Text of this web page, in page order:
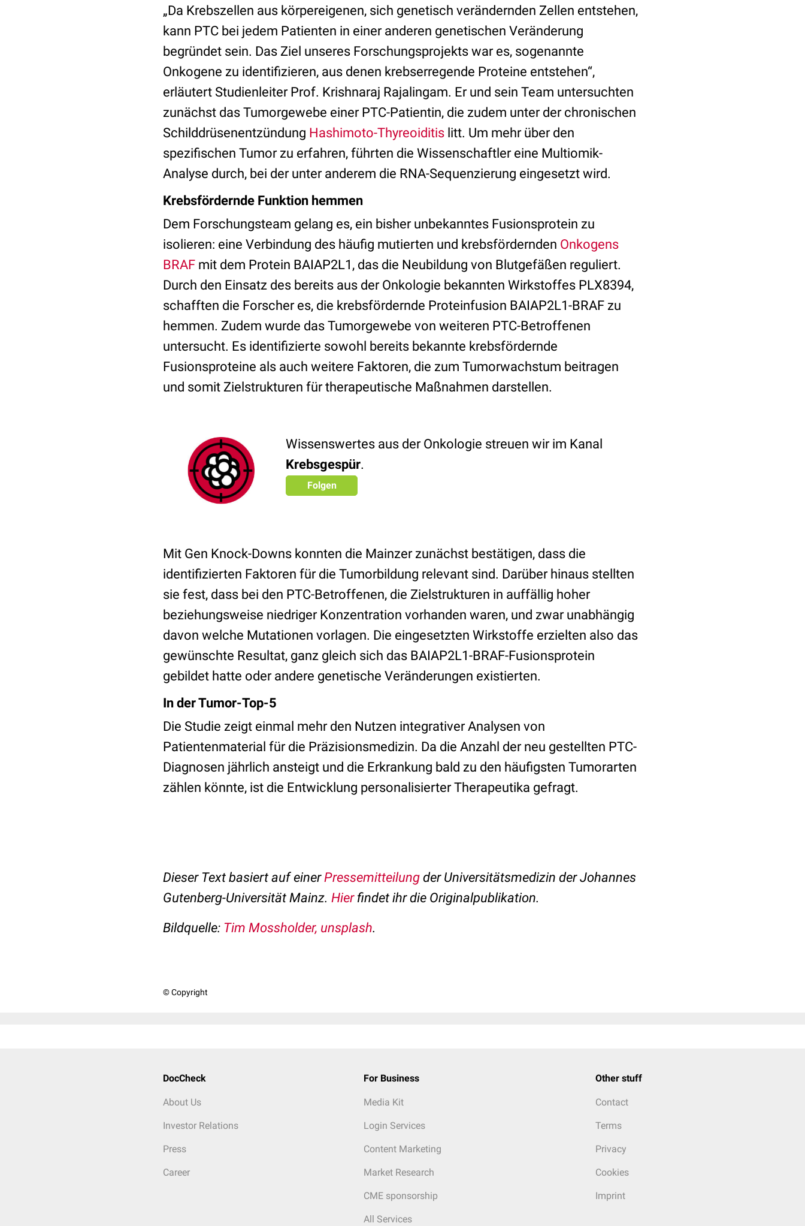
„Da Krebszellen aus körpereigenen, sich genetisch verändernden Zellen entstehen,
kann PTC bei jedem Patienten in einer anderen genetischen Veränderung
begründet sein. Das Ziel unseres Forschungsprojekts war es, sogenannte
Onkogene zu identifizieren, aus denen krebserregende Proteine entstehen“,
erläutert Studienleiter Prof. Krishnaraj Rajalingam. Er und sein Team untersuchten
zunächst das Tumorgewebe einer PTC-Patientin, die zudem unter der chronischen
Schilddrüsenentzündung Hashimoto-Thyreoiditis litt. Um mehr über den
spezifischen Tumor zu erfahren, führten die Wissenschaftler eine Multiomik-
Analyse durch, bei der unter anderem die RNA-Sequenzierung eingesetzt wird.
Krebsfördernde Funktion hemmen
Dem Forschungsteam gelang es, ein bisher unbekanntes Fusionsprotein zu
isolieren: eine Verbindung des häufig mutierten und krebsfördernden Onkogens
BRAF mit dem Protein BAIAP2L1, das die Neubildung von Blutgefäßen reguliert.
Durch den Einsatz des bereits aus der Onkologie bekannten Wirkstoffes PLX8394,
schafften die Forscher es, die krebsfördernde Proteinfusion BAIAP2L1-BRAF zu
hemmen. Zudem wurde das Tumorgewebe von weiteren PTC-Betroffenen
untersucht. Es identifizierte sowohl bereits bekannte krebsfördernde
Fusionsproteine als auch weitere Faktoren, die zum Tumorwachstum beitragen
und somit Zielstrukturen für therapeutische Maßnahmen darstellen.
Wissenswertes aus der Onkologie streuen wir im Kanal
Krebsgespür.
Folgen
Mit Gen Knock-Downs konnten die Mainzer zunächst bestätigen, dass die
identifizierten Faktoren für die Tumorbildung relevant sind. Darüber hinaus stellten
sie fest, dass bei den PTC-Betroffenen, die Zielstrukturen in auffällig hoher
beziehungsweise niedriger Konzentration vorhanden waren, und zwar unabhängig
davon welche Mutationen vorlagen. Die eingesetzten Wirkstoffe erzielten also das
gewünschte Resultat, ganz gleich sich das BAIAP2L1-BRAF-Fusionsprotein
gebildet hatte oder andere genetische Veränderungen existierten.
In der Tumor-Top-5
Die Studie zeigt einmal mehr den Nutzen integrativer Analysen von
Patientenmaterial für die Präzisionsmedizin. Da die Anzahl der neu gestellten PTC-
Diagnosen jährlich ansteigt und die Erkrankung bald zu den häufigsten Tumorarten
zählen könnte, ist die Entwicklung personalisierter Therapeutika gefragt.
Dieser Text basiert auf einerPressemitteilung der Universitätsmedizin der Johannes
Gutenberg-Universität Mainz. Hierfindet ihr die Originalpublikation.
Bildquelle: Tim Mossholder, unsplash.
© Copyright
DocCheck
About Us
Investor Relations
Press
Career
For Business
Media Kit
Login Services
Content Marketing
Market Research
CME sponsorship
All Services
Other stuff
Contact
Terms
Privacy
Cookies
Imprint